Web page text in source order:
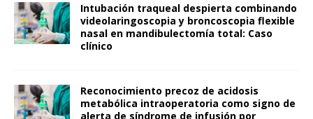
Intubación traqueal despierta combinando
videolaringoscopia y broncoscopia flexible
nasal en mandibulectomía total: Caso
clínico
Reconocimiento precoz de acidosis
metabólica intraoperatoria como signo de
alerta de síndrome de infusión por